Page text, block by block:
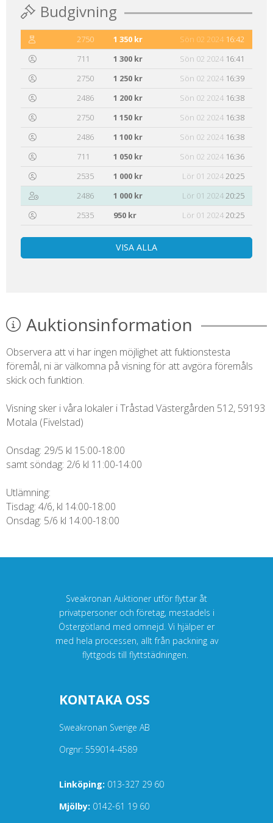
Budgivning
2750 1 350 kr Sön 02 2024 16:42
711
1 300 kr Sön 02 2024 16:41
2750
1 250 kr Sön 02 2024 16:39
2486
1 200 kr Sön 02 2024 16:38
2750
1 150 kr Sön 02 2024 16:38
2486
1 100 kr Sön 02 2024 16:38
711
1 050 kr Sön 02 2024 16:36
2535
1 000 kr Lör 01 202420:25
2486
1 000 kr Lör 01 202420:25
2535
950 kr Lör 01 202420:25
VISA ALLA
Auktionsinformation
Observera att vi har ingen möjlighet att fuktionstesta
föremål, ni är välkomna på visning för att avgöra föremåls
skick och funktion.
Visning sker i våra lokaler i Tråstad Västergården 512, 59193
Motala (Fivelstad)
Onsdag: 29/5 kl 15:00-18:00
samt söndag: 2/6 kl 11:00-14:00
Utlämning:
Tisdag: 4/6, kl 14:00-18:00
Onsdag: 5/6 kl 14:00-18:00
Sveakronan Auktioner utför flyttar åt
privatpersoner och företag, mestadels i
Östergötland med omnejd. Vi hjälper er
med hela processen, allt från packning av
flyttgods till flyttstädningen.
KONTAKA OSS
Sweakronan Sverige AB
Orgnr: 559014-4589
Linköping: 013-327 29 60
Mjölby: 0142-61 19 60